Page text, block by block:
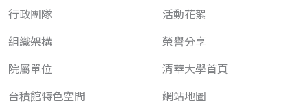
行政團隊
組織架構
院屬單位
台積館特色空間
活動花絮
榮譽分享
清華大學首頁
網站地圖